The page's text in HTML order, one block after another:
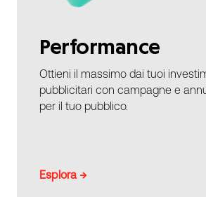
Performance
Ottieni il massimo dai tuoi
pubblicitari con campagne e
per il tuo pubblico.
Esplora →